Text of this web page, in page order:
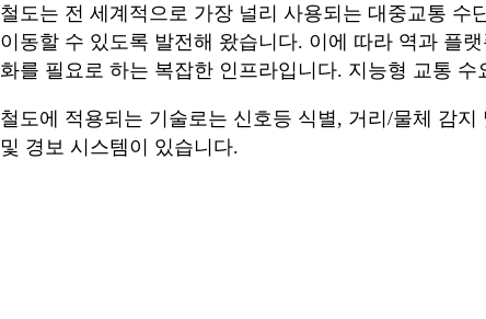
철도는 전 세계적으로 가장 널리 사용되는 대중교통
이동할 수 있도록 발전해 왔습니다. 이에 따라 역과 플
화를 필요로 하는 복잡한 인프라입니다. 지능형 교통
철도에 적용되는 기술로는 신호등 식별, 거리/물체 감
및 경보 시스템이 있습니다.